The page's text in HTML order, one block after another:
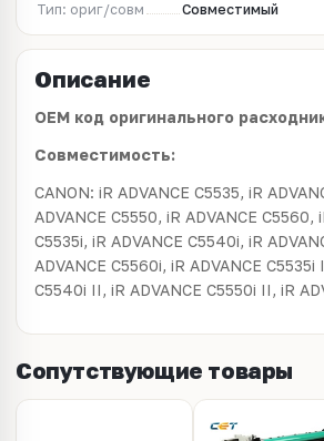
Тип: ориг/совм
Совместимый
Описание
OEM код оригинального
Совместимость:
CANON: iR ADVANCE C5535, iR
ADVANCE C5550, iR ADVANCE C5560,
C5535i, iR ADVANCE C5540i, iR
ADVANCE C5560i, iR ADVANCE C5535i
C5540i II, iR ADVANCE C5550i II, iR
Сопутствующие товары